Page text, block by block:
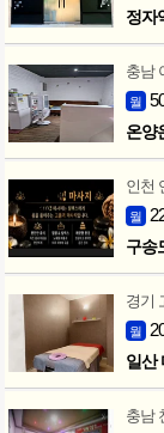
정자
충남
월
온양
인천
월
구송
경기
월
일산
충남